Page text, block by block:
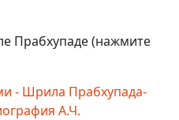
Прабхупаде (нажмите
- Шрила Прабхупада-
А.Ч.